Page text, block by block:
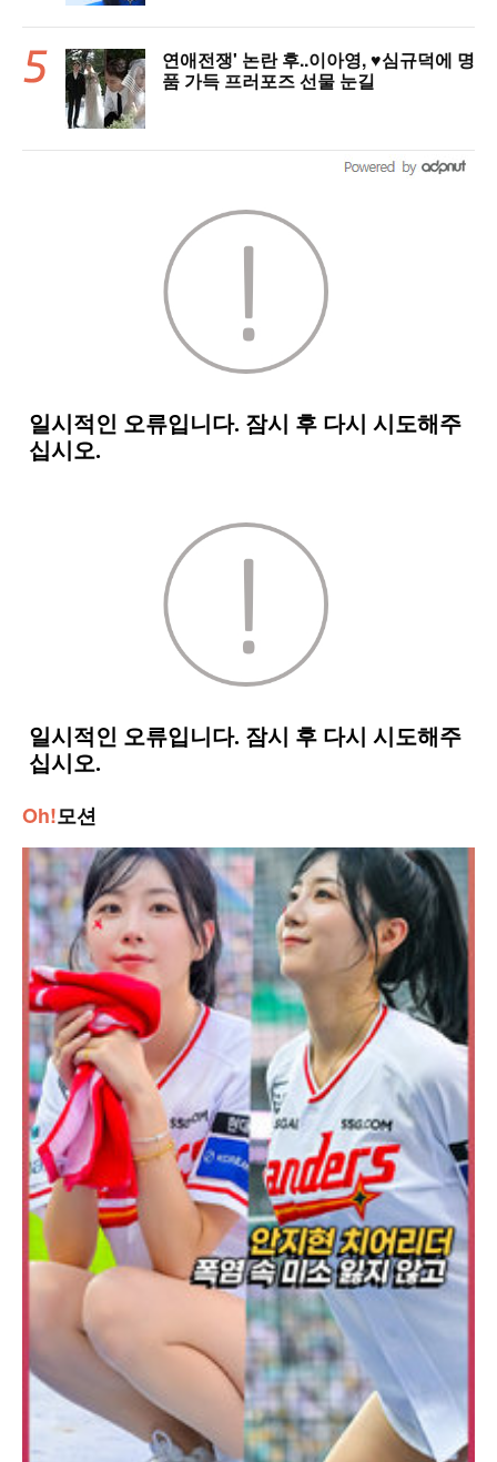
연애전쟁' 논란 후..이아영, ♥심규덕에 명
품 가득 프러포즈 선물 눈길
Oh!모션